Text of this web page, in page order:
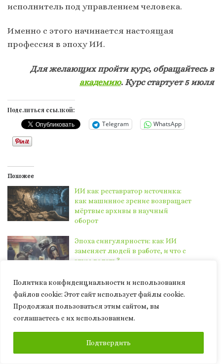
Политика конфиденциальности и использования
файлов сookie: Этот сайт использует файлы cookie.
Продолжая пользоваться этим сайтом, вы
соглашаетесь с их использованием.
Подтвердить
исполнитель под управлением человека.
Именно с этого начинается настоящая
профессия в эпоху ИИ.
Для желающих пройти курс, обращайтесь в
академию. Курс стартует 5 июля
Поделиться ссылкой:
Telegram WhatsApp
Похожее
ИИ как реставратор источника:
как машинное зрение возвращает
мёртвые архивы в научный
оборот
Эпоха сингулярности: как ИИ
заменяет людей в работе, и что с
этим делать?
Может ли ИИ заменить учёного —
и что это значит для
финансирования науки